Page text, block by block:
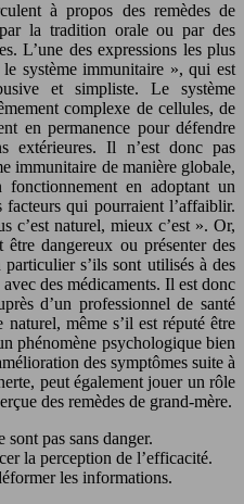
à propos des remèdes de
la tradition orale ou par des
L’une des expressions les plus
système immunitaire », qui est
et simpliste. Le système
complexe de cellules, de
en permanence pour défendre
extérieures. Il n’est donc pas
immunitaire de manière globale,
en adoptant un
qui pourraient l’affaiblir.
c’est naturel, mieux c’est ». Or,
être dangereux ou présenter des
s’ils sont utilisés à des
des médicaments. Il est donc
d’un professionnel de santé
même s’il est réputé être
phénomène psychologique bien
des symptômes suite à
peut également jouer un rôle
des remèdes de grand-mère.
sont pas sans danger.
la perception de l’efficacité.
les informations.